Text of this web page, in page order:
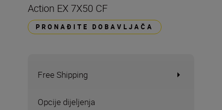
Action EX 7X50 CF
PRONAĐITE DOBAVLJAČA
Free Shipping
Opcije dijeljenja